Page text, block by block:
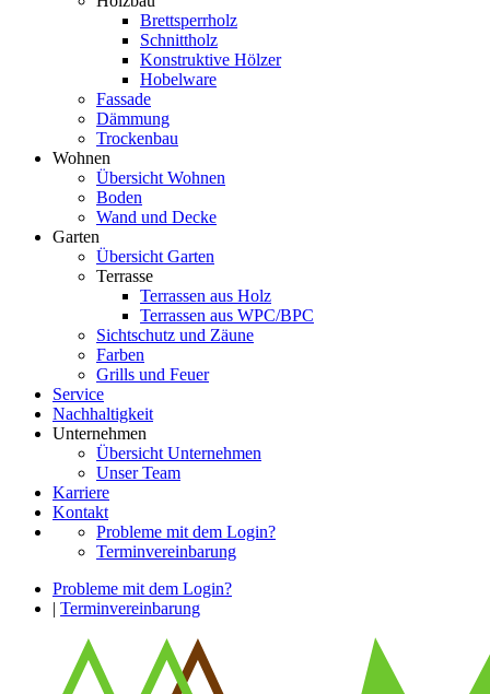
Brettsperrholz
Schnittholz
Konstruktive Hölzer
Hobelware
Fassade
Dämmung
Trockenbau
Wohnen
Übersicht Wohnen
Boden
Wand und Decke
Garten
Übersicht Garten
Terrasse
Terrassen aus Holz
Terrassen aus WPC/BPC
Sichtschutz und Zäune
Farben
Grills und Feuer
Service
Nachhaltigkeit
Unternehmen
Übersicht Unternehmen
Unser Team
Karriere
Kontakt
Probleme mit dem Login?
Terminvereinbarung
Probleme mit dem Login?
| Terminvereinbarung